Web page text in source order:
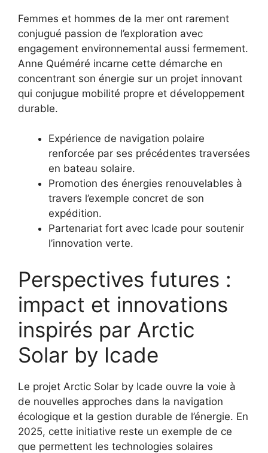
Femmes et hommes de la mer ont rarement
conjugué passion de l’exploration avec
engagement environnemental aussi fermement.
Anne Quéméré incarne cette démarche en
concentrant son énergie sur un projet innovant
qui conjugue mobilité propre et développement
durable.
Expérience de navigation polaire
renforcée par ses précédentes traversées
en bateau solaire.
Promotion des énergies renouvelables à
travers l’exemple concret de son
expédition.
Partenariat fort avec Icade pour soutenir
l’innovation verte.
Perspectives futures :
impact et innovations
inspirés par Arctic
Solar by Icade
Le projet Arctic Solar by Icade ouvre la voie à
de nouvelles approches dans la navigation
écologique et la gestion durable de l’énergie. En
2025, cette initiative reste un exemple de ce
que permettent les technologies solaires